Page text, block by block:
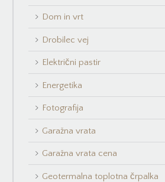
Dom in vrt
Drobilec vej
Električni pastir
Energetika
Fotografija
Garažna vrata
Garažna vrata cena
Geotermalna toplotna črpalka